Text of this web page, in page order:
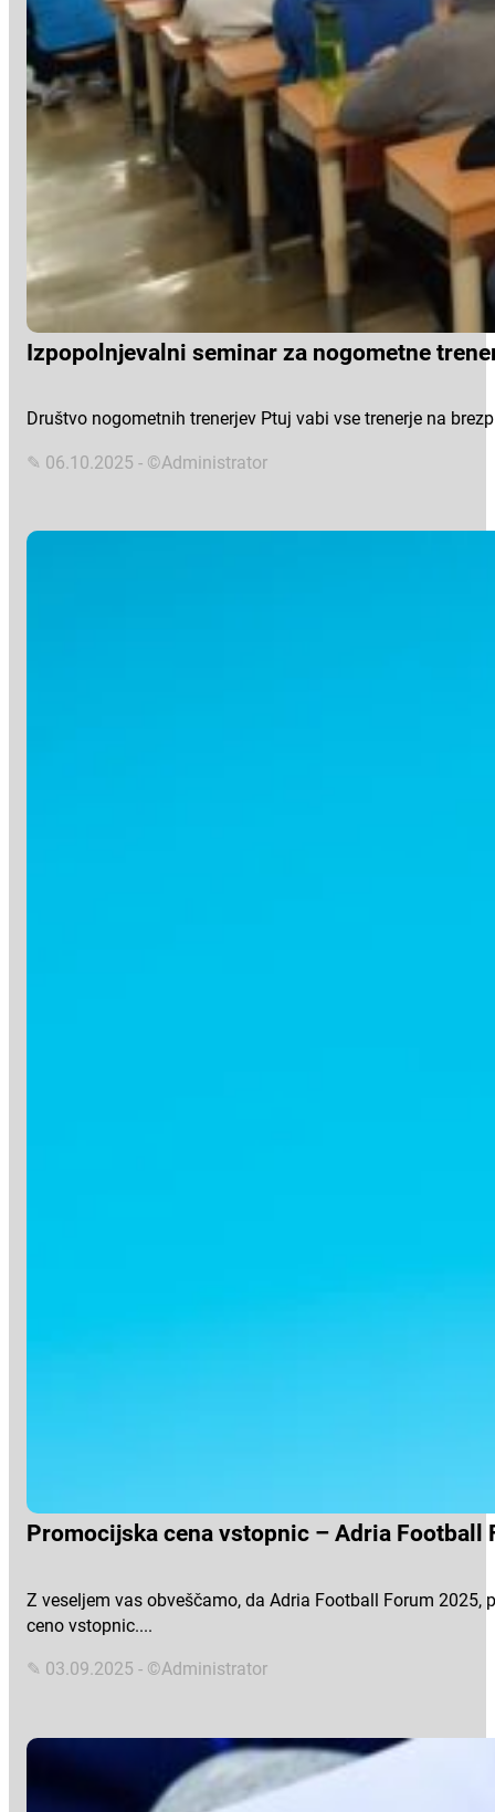
Izpopolnjevalni seminar za nogometne
Društvo nogometnih trenerjev Ptuj vabi vse trenerje na
✎ 06.10.2025 - ©Administrator
Promocijska cena vstopnic – Adria Football
Z veseljem vas obveščamo, da Adria Football Forum
ceno vstopnic....
✎ 03.09.2025 - ©Administrator